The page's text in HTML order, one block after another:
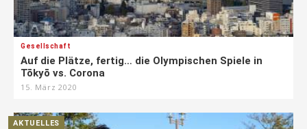
Gesellschaft
Auf die Plätze, fertig… die Olympischen Spiele in
Tōkyō vs. Corona
15. März 2020
AKTUELLES